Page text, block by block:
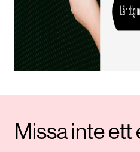
Missa inte ett